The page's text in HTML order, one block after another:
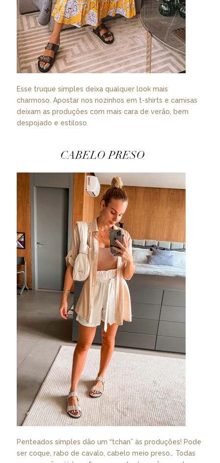
Esse truque simples deixa qualquer look mais
charmoso. Apostar nos nozinhos em t-shirts e camisas
deixam as produções com mais cara de verão, bem
despojado e estiloso.
Penteados simples dão um “tchan” às produções! Pode
ser coque, rabo de cavalo, cabelo meio preso… Todas